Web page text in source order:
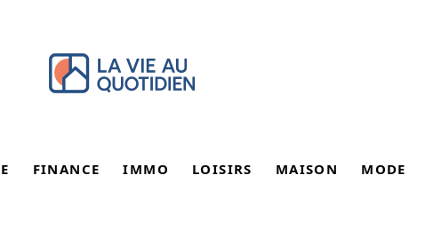
FINANCE IMMO LOISIRS MAISON MODE